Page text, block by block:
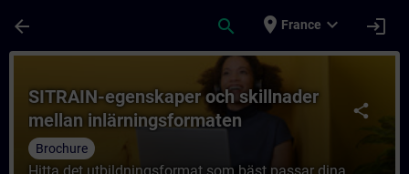
arrow_back search place France expand_more login
Cours - SITRAIN-egenskaper och
share
SITRAIN-egenskaper och skillnader
mellan inlärningsformaten
Brochure